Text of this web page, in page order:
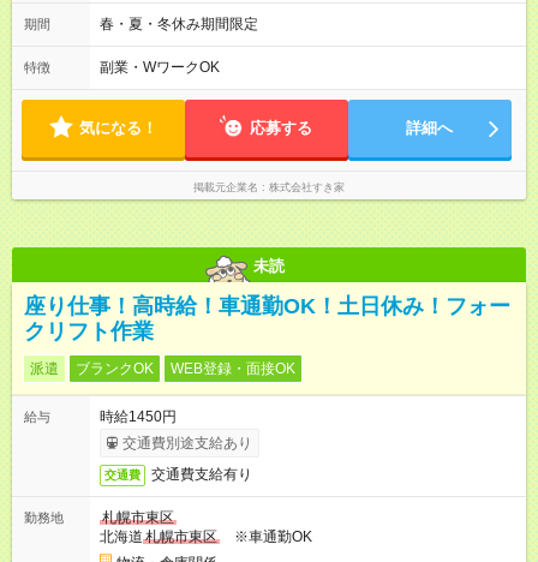
後帯 14:00-18:00 〇夜帯 18:00-22:00 〇深夜帯 22:00-翌5:00 基
ます♪
期間 春・夏・冬休み期間限定
特徴 副業・WワークOK
気になる！ 応募する 詳細へ
掲載元企業名 株式会社すき家
未読
座り仕事！高時給！車通勤OK！土日休み！フォー
クリフト作業
派遣 ブランクOK WEB登録・面接OK
給与
時給1450円
交通費別途支給あり
交通費 交通費支給有り
勤務地
札幌市東区
北海道 札幌市東区
※車通勤OK